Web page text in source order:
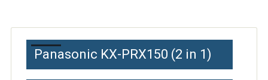
Panasonic KX-PRX150 (2 in 1)